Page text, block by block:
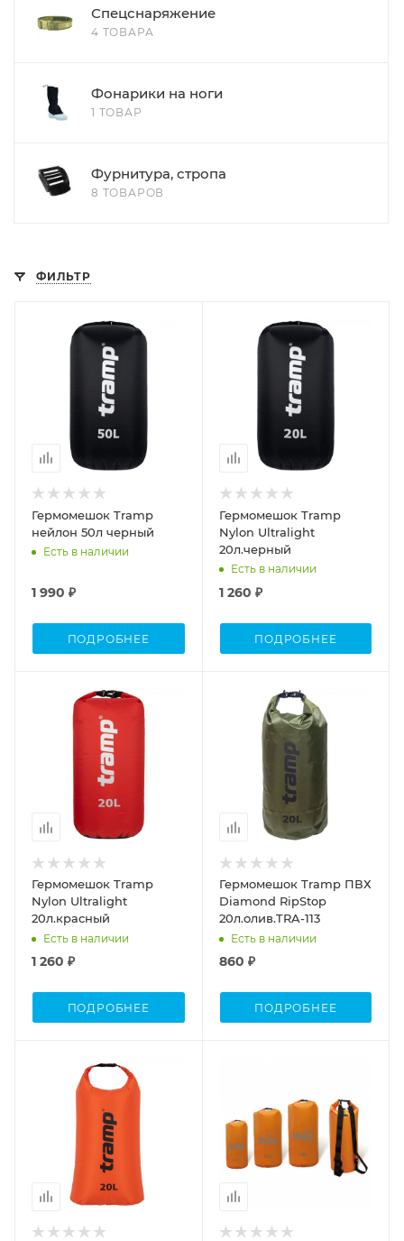
Спецснаряжение
4 ТОВАРА
Фонарики на ноги
1 ТОВАР
Фурнитура, стропа
8 ТОВАРОВ
ФИЛЬТР
Гермомешок Tramp
нейлон 50л черный
Есть в наличии
1 990 ₽
ПОДРОБНЕЕ
Гермомешок Tramp
Nylon Ultralight
20л.черный
Есть в наличии
1 260 ₽
ПОДРОБНЕЕ
Гермомешок Tramp
Nylon Ultralight
20л.красный
Есть в наличии
1 260 ₽
ПОДРОБНЕЕ
Гермомешок Tramp ПВХ
Diamond RipStop
20л.олив.TRA-113
Есть в наличии
860 ₽
ПОДРОБНЕЕ